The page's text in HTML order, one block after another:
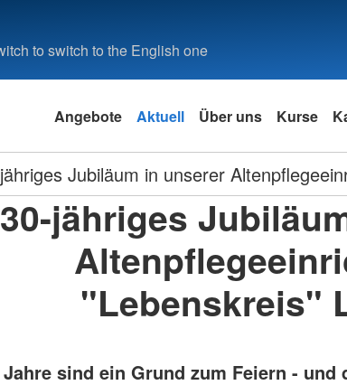
to switch to the English one
Angebote Aktuell Über uns Kurse
Jubiläum in unserer
30-jähriges
"Lebenskreis"
Jahre sind ein Grund zum Feiern - und